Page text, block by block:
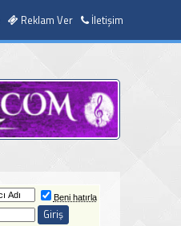
Reklam Ver İletişim
Beni hatırla